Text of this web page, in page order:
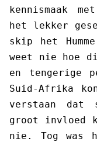
kennismaak
het lekker
skip het
weet nie hoe
en tengerige
Suid-Afrika
verstaan dat
groot invloed
nie. Tog was